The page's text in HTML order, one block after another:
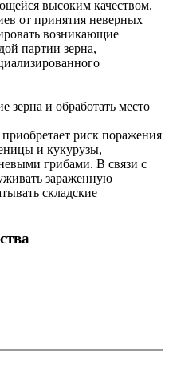
высоким качеством.
от принятия неверных
возникающие
партии зерна,
зерна и обработать место
риск поражения
и кукурузы,
грибами. В связи с
зараженную
складские